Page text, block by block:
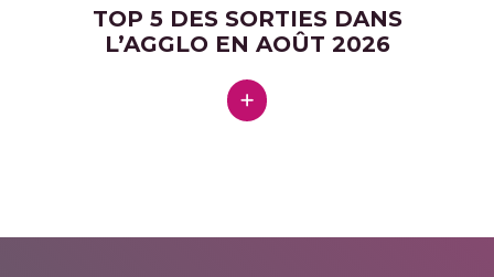
TOP 5 DES SORTIES DANS
L’AGGLO EN AOÛT 2026